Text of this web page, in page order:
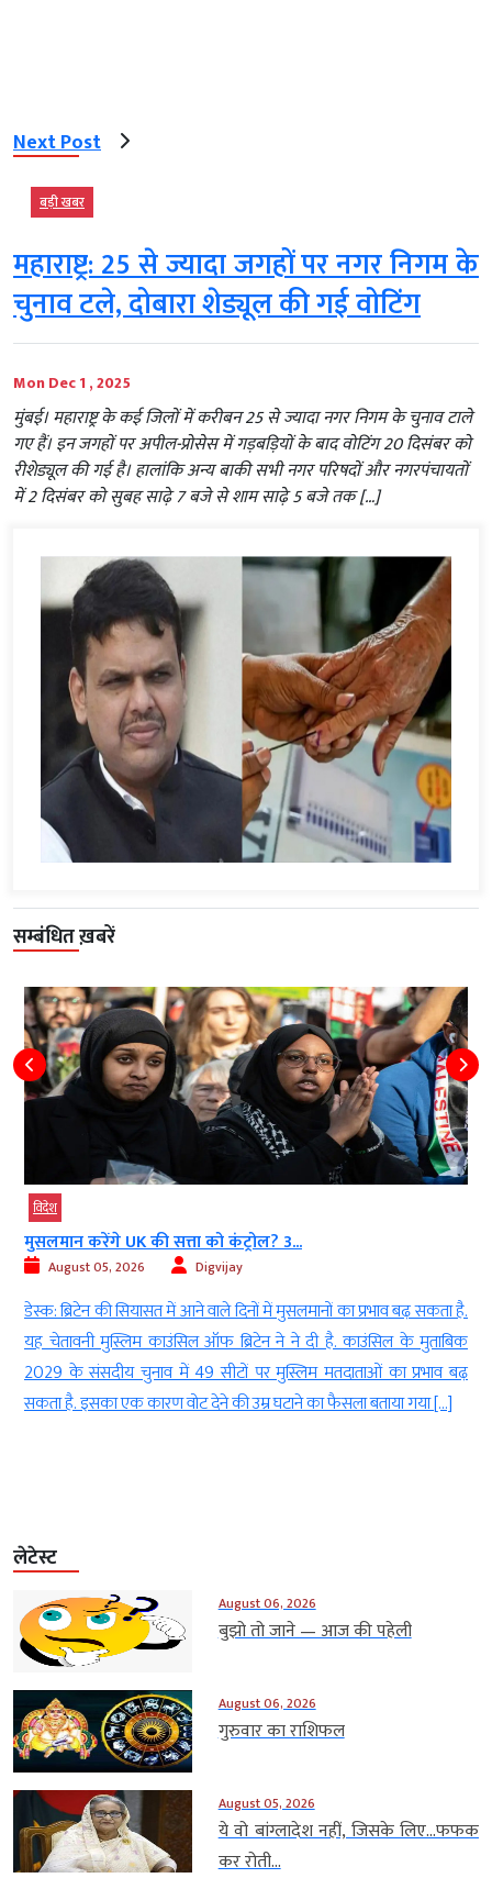
Next Post
बड़ी खबर
महाराष्ट्र: 25 से ज्यादा जगहों पर नगर निगम के
चुनाव टले, दोबारा शेड्यूल की गई वोटिंग
Mon Dec 1 , 2025
मुंबई। महाराष्ट्र के कई जिलों में करीबन 25 से ज्यादा नगर निगम के चुनाव टाले
गए हैं। इन जगहों पर अपील-प्रोसेस में गड़बड़ियों के बाद वोटिंग 20 दिसंबर को
रीशेड्यूल की गई है। हालांकि अन्य बाकी सभी नगर परिषदों और नगरपंचायतों
में 2 दिसंबर को सुबह साढ़े 7 बजे से शाम साढ़े 5 बजे तक […]
सम्बंधित ख़बरें
विदेश
मुसलमान करेंगे UK की सत्ता को कंट्रोल? 3...
August 05, 2026 Digvijay
डेस्क: ब्रिटेन की सियासत में आने वाले दिनों में मुसलमानों का प्रभाव बढ़ सकता है.
यह चेतावनी मुस्लिम काउंसिल ऑफ ब्रिटेन ने ने दी है. काउंसिल के मुताबिक
2029 के संसदीय चुनाव में 49 सीटों पर मुस्लिम मतदाताओं का प्रभाव बढ़
सकता है. इसका एक कारण वोट देने की उम्र घटाने का फैसला बताया गया […]
लेटेस्ट
August 06, 2026
बुझो तो जाने — आज की पहेली
August 06, 2026
गुरुवार का राशिफल
August 05, 2026
ये वो बांग्लादेश नहीं, जिसके लिए…फफक
कर रोती...